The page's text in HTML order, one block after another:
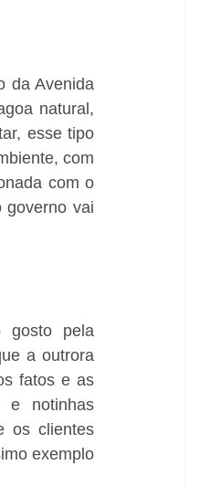
da Avenida
natural,
esse tipo
com
com o
governo vai
gosto pela
a outrora
fatos e as
e notinhas
os clientes
exemplo